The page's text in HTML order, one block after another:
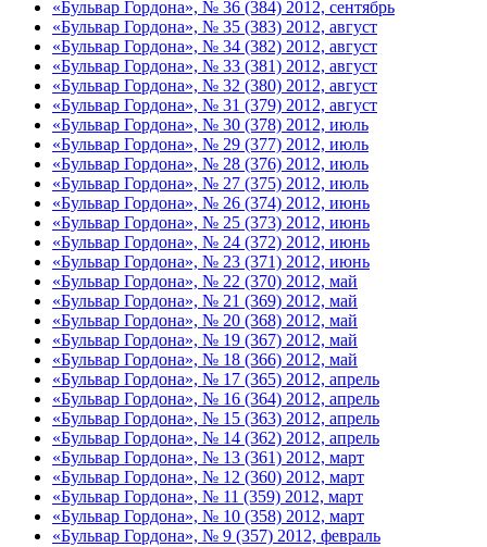
«Бульвар Гордона», № 36 (384) 2012, сентябрь
«Бульвар Гордона», № 35 (383) 2012, август
«Бульвар Гордона», № 34 (382) 2012, август
«Бульвар Гордона», № 33 (381) 2012, август
«Бульвар Гордона», № 32 (380) 2012, август
«Бульвар Гордона», № 31 (379) 2012, август
«Бульвар Гордона», № 30 (378) 2012, июль
«Бульвар Гордона», № 29 (377) 2012, июль
«Бульвар Гордона», № 28 (376) 2012, июль
«Бульвар Гордона», № 27 (375) 2012, июль
«Бульвар Гордона», № 26 (374) 2012, июнь
«Бульвар Гордона», № 25 (373) 2012, июнь
«Бульвар Гордона», № 24 (372) 2012, июнь
«Бульвар Гордона», № 23 (371) 2012, июнь
«Бульвар Гордона», № 22 (370) 2012, май
«Бульвар Гордона», № 21 (369) 2012, май
«Бульвар Гордона», № 20 (368) 2012, май
«Бульвар Гордона», № 19 (367) 2012, май
«Бульвар Гордона», № 18 (366) 2012, май
«Бульвар Гордона», № 17 (365) 2012, апрель
«Бульвар Гордона», № 16 (364) 2012, апрель
«Бульвар Гордона», № 15 (363) 2012, апрель
«Бульвар Гордона», № 14 (362) 2012, апрель
«Бульвар Гордона», № 13 (361) 2012, март
«Бульвар Гордона», № 12 (360) 2012, март
«Бульвар Гордона», № 11 (359) 2012, март
«Бульвар Гордона», № 10 (358) 2012, март
«Бульвар Гордона», № 9 (357) 2012, февраль